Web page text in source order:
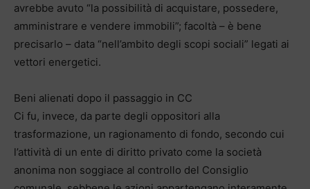
avrebbe avuto “la possibilità di acquistare, possedere,
amministrare e vendere immobili”; facoltà – è bene
precisarlo – data “nell’ambito degli scopi sociali” legati ai
vettori energetici.
Beni alienati dopo il passaggio in CC
Ci fu, invece, da parte degli oppositori alla
trasformazione, un ragionamento di fondo, secondo cui
l’attività di un ente di diritto privato come la società
anonima non soggiace al controllo del Consiglio